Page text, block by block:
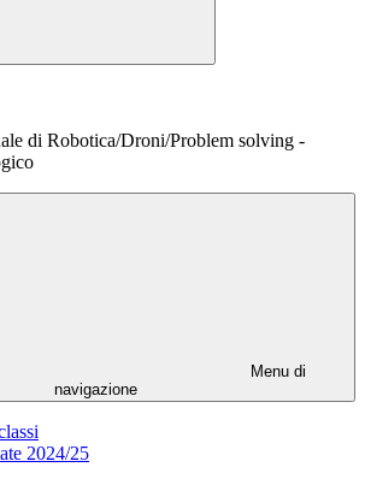
di Robotica/Droni/Problem solving -
Menu di
navigazione
2024/25